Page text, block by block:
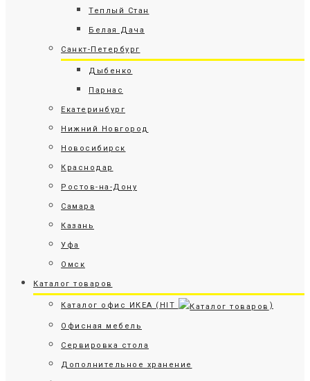
Теплый Стан
Белая Дача
Санкт-Петербург
Дыбенко
Парнас
Екатеринбург
Нижний Новгород
Новосибирск
Краснодар
Ростов-на-Дону
Самара
Казань
Уфа
Омск
Каталог товаров
Каталог офис ИКЕА (HIT )
Офисная мебель
Сервировка стола
Дополнительное хранение